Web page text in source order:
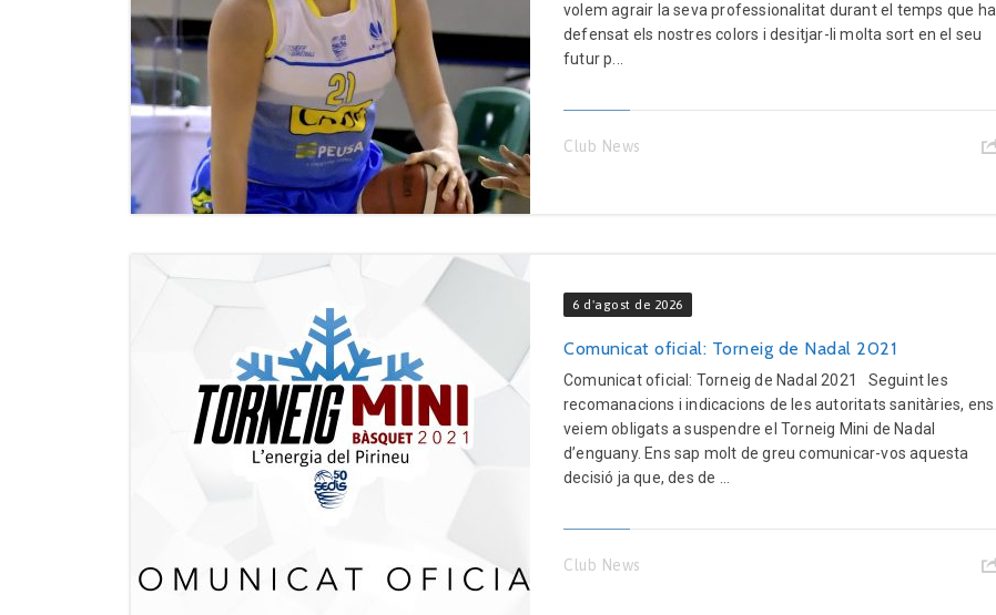
volem agrair la seva professionalitat durant el temps que ha
defensat els nostres colors i desitjar-li molta sort en el seu
futur p...
Club News
6 d'agost de 2026
Comunicat oficial: Torneig de Nadal 2021
Comunicat oficial: Torneig de Nadal 2021 Seguint les
recomanacions i indicacions de les autoritats sanitàries, ens
veiem obligats a suspendre el Torneig Mini de Nadal
d’enguany. Ens sap molt de greu comunicar-vos aquesta
decisió ja que, des de ...
Club News